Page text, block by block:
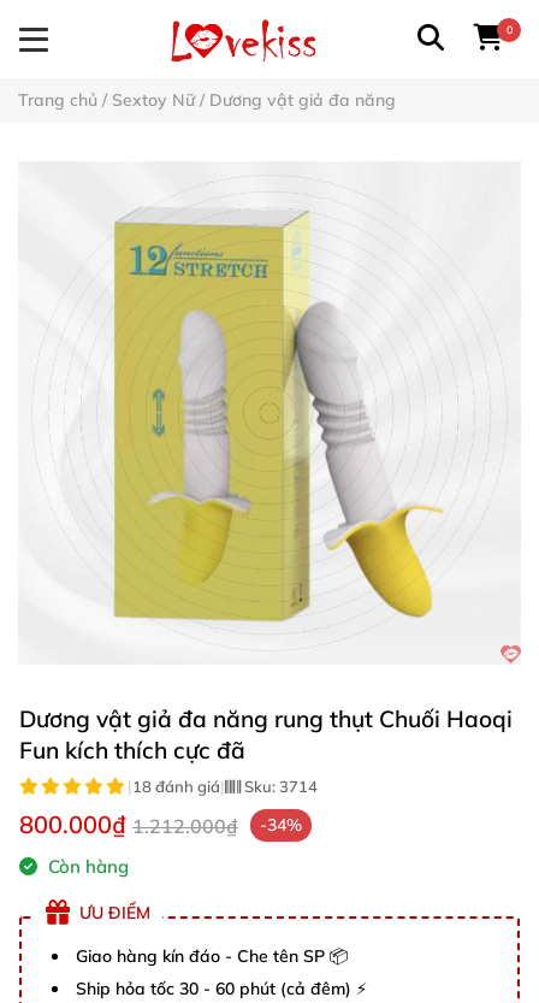
0
Trang chủ / Sextoy Nữ/ Dương vật giả đa năng
Dương vật giả đa năng rung thụt Chuối Haoqi
Fun kích thích cực đã
|18 đánh giá| Sku:3714
800.000₫ 1.212.000₫ -34%
Còn hàng
ƯU ĐIỂM
Giao hàng kín đáo - Che tên SP 📦
Ship hỏa tốc 30 - 60 phút (cả đêm) ⚡